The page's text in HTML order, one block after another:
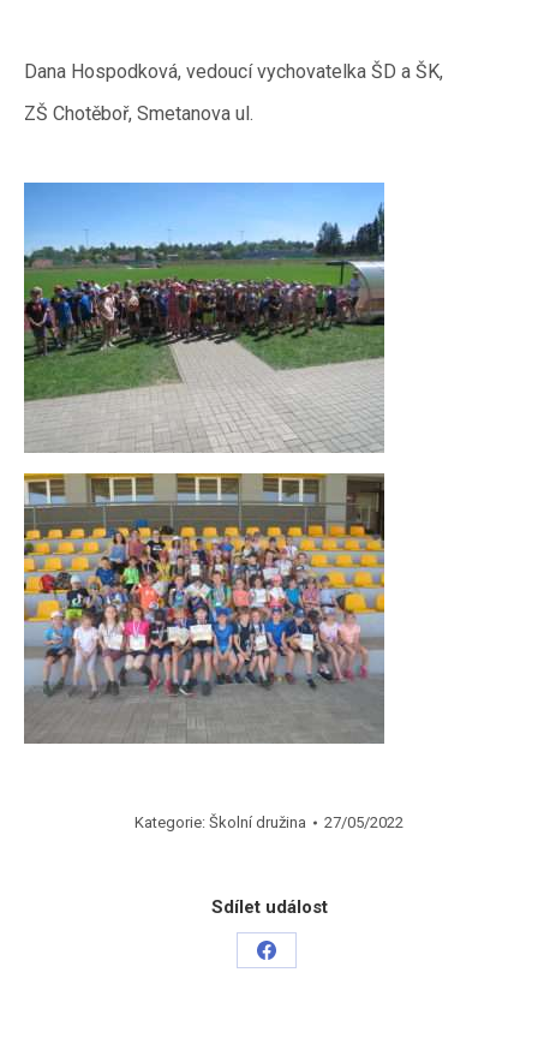
Dana Hospodková, vedoucí vychovatelka ŠD a ŠK,
ZŠ Chotěboř, Smetanova ul.
Kategorie: Školní družina 27/05/2022
Sdílet událost
Share